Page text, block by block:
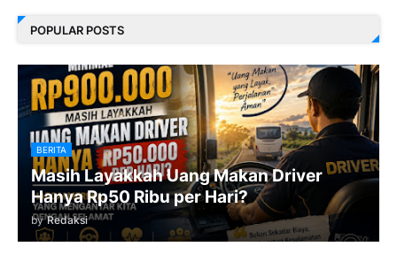
POPULAR POSTS
BERITA
Masih Layakkah Uang Makan Driver
Hanya Rp50 Ribu per Hari?
by Redaksi